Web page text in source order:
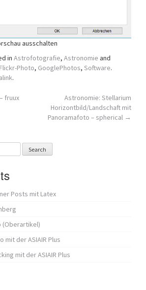
ausschalten
in Astrofotografie, Astronomie and
Flickr-Photo, GooglePhotos, Software.
.
fruux
Astronomie: Stellarium
Horizontbild/Landschaft mit
Panoramafoto – spherical →
Posts mit Latex
(Oberartikel)
mit der ASIAIR Plus
mit der ASIAIR Plus